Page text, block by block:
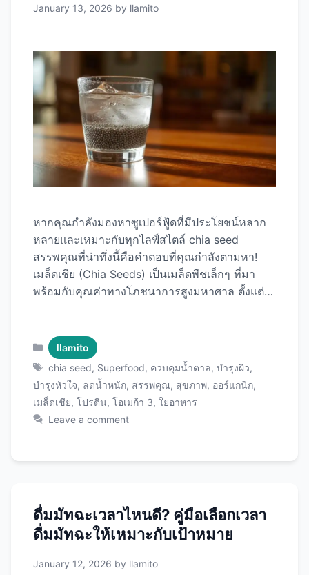
January 13, 2026 by llamito
หากคุณกำลังมองหาซูเปอร์ฟู้ดที่มีประโยชน์หลาก
หลายและเหมาะกับทุกไลฟ์สไตล์ chia seed
สรรพคุณที่น่าทึ่งนี้คือคำตอบที่คุณกำลังตามหา!
เมล็ดเชีย (Chia Seeds) เป็นเมล็ดพืชเล็กๆ ที่มา
พร้อมกับคุณค่าทางโภชนาการสูงมหาศาล ตั้งแต่
บทความนี้จะพาคุณไปรู้จักกับสรรพคุณของเมล็ด
เชียทั้ง 15 ประการที่ได้รับการพิสูจน์ทาง
วิทยาศาสตร์ พร้อมวิธีการกินและเมนูง่ายๆ โดย
ใช้ Chia Seeds คุณภาพพรีเมียม ที่จะช่วยให้คุณ
ได้รับประโยชน์สูงสุด chia seed คืออะไร? ทำไมถึง
เดียวกับสะระแหน่ มีถิ่นกำเนิดในอเมริกากลาง
5,000 ปี เพราะให้พลังงานสูงและทนทานต่อความ
หิว คำว่า “Chia” ในภาษาของชาวมายันแปล
โภชนาการที่โดดเด่น คุณค่าทางโภชนาการของ
Categories
llamito
Tags
chia seed, Superfood, ควบคุมน้ำตาล,บำรุงผิว,
บำรุงหัวใจ, ลดน้ำหนัก, สรรพคุณ, สุขภาพ, ออร์แกนิก,
เมล็ดเชีย, โปรตีน, โอเมก้า 3, ใยอาหาร
Leave a comment
ดื่มมัทฉะเวลาไหนดี? คู่มือเลือกเวลา
ดื่มมัทฉะให้เหมาะกับเป้าหมาย
January 12, 2026 by llamito